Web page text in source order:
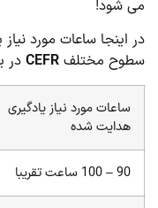
می شود!
در اینجا ساعات مورد
سطوح مختلف CEFR در
ساعات مورد نیاز یادگیری
هدایت شده
90 – 100 ساعت تقریبا